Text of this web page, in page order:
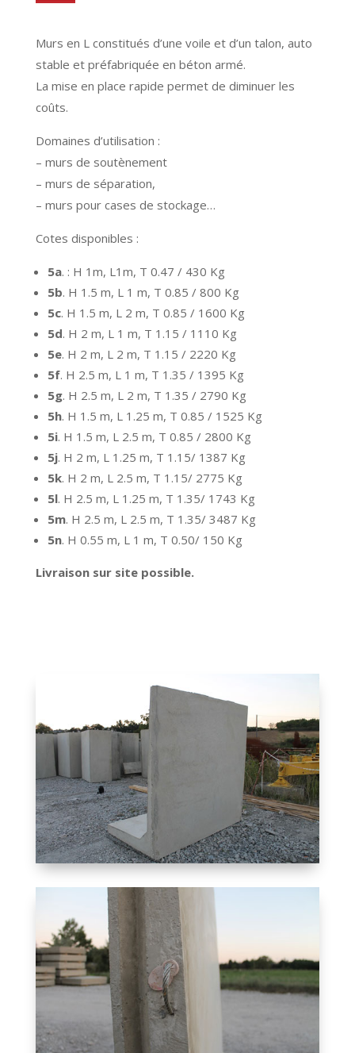
Murs en L constitués d’une voile et d’un talon, auto
stable et préfabriquée en béton armé.
La mise en place rapide permet de diminuer les
coûts.
Domaines d’utilisation :
– murs de soutènement
– murs de séparation,
– murs pour cases de stockage…
Cotes disponibles :
5a. : H 1m, L1m, T 0.47 / 430 Kg
5b. H 1.5 m, L 1 m, T 0.85 / 800 Kg
5c. H 1.5 m, L 2 m, T 0.85 / 1600 Kg
5d. H 2 m, L 1 m, T 1.15 / 1110 Kg
5e. H 2 m, L 2 m, T 1.15 / 2220 Kg
5f. H 2.5 m, L 1 m, T 1.35 / 1395 Kg
5g. H 2.5 m, L 2 m, T 1.35 / 2790 Kg
5h. H 1.5 m, L 1.25 m, T 0.85 / 1525 Kg
5i. H 1.5 m, L 2.5 m, T 0.85 / 2800 Kg
5j. H 2 m, L 1.25 m, T 1.15/ 1387 Kg
5k. H 2 m, L 2.5 m, T 1.15/ 2775 Kg
5l. H 2.5 m, L 1.25 m, T 1.35/ 1743 Kg
5m. H 2.5 m, L 2.5 m, T 1.35/ 3487 Kg
5n. H 0.55 m, L 1 m, T 0.50/ 150 Kg
Livraison sur site possible.